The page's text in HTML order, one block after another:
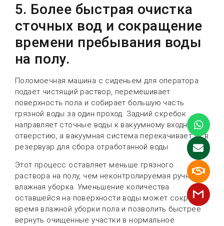
5. Более быстрая очистка
сточных вод и сокращение
времени пребывания воды
на полу.
Поломоечная машина с сиденьем для оператора
подает чистящий раствор, перемешивает
поверхность пола и собирает большую часть
грязной воды за один проход. Задний скребок
направляет сточные воды к вакуумному входному
отверстию, а вакуумная система перекачивает их в
резервуар для сбора отработанной воды.
Этот процесс оставляет меньше грязного
раствора на полу, чем неконтролируемая ручная
влажная уборка. Уменьшение количества
оставшейся на поверхности воды может сократить
время влажной уборки пола и позволить быстрее
вернуть очищенные участки в нормальное